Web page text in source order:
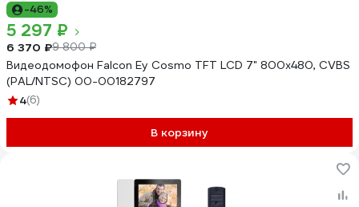
-46%
5 297 ₽
6 370 ₽9 800 ₽
Видеодомофон Falcon Ey Cosmo TFT LCD 7" 800x480, CVBS
(PAL/NTSC) 00-00182797
4(6)
В корзину